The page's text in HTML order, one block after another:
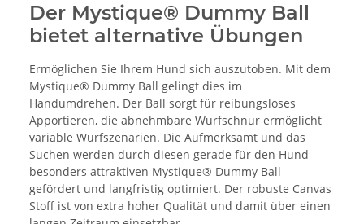
Der Mystique® Dummy Ball
bietet alternative Übungen
Ermöglichen Sie Ihrem Hund sich auszutoben. Mit dem
Mystique® Dummy Ball gelingt dies im
Handumdrehen. Der Ball sorgt für reibungsloses
Apportieren, die abnehmbare Wurfschnur ermöglicht
variable Wurfszenarien. Die Aufmerksamt und das
Suchen werden durch diesen gerade für den Hund
besonders attraktiven Mystique® Dummy Ball
gefördert und langfristig optimiert. Der robuste Canvas
Stoff ist von extra hoher Qualität und damit über einen